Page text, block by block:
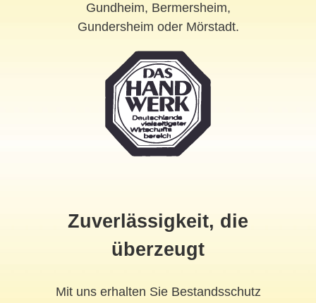
Gundheim, Bermersheim,
Gundersheim oder Mörstadt.
Zuverlässigkeit, die
überzeugt
Mit uns erhalten Sie Bestandsschutz